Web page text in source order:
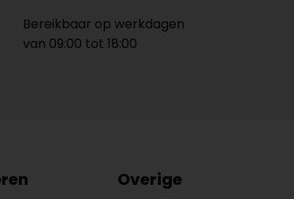
Bereikbaar op werkdagen
van 09:00 tot 18:00
Overige